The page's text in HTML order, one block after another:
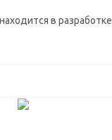
в разработке